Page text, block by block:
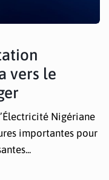
vers le
Nigériane
importantes pour